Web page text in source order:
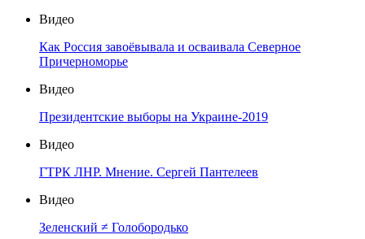
Видео
Как Россия завоёвывала и осваивала Северное
Причерноморье
Видео
Президентские выборы на Украине-2019
Видео
ГТРК ЛНР. Мнение. Сергей Пантелеев
Видео
Зеленский ≠ Голобородько